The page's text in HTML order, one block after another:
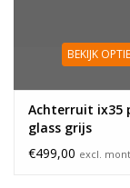
BEKIJK
Achterruit ix35
glass grijs
€499,00 excl.